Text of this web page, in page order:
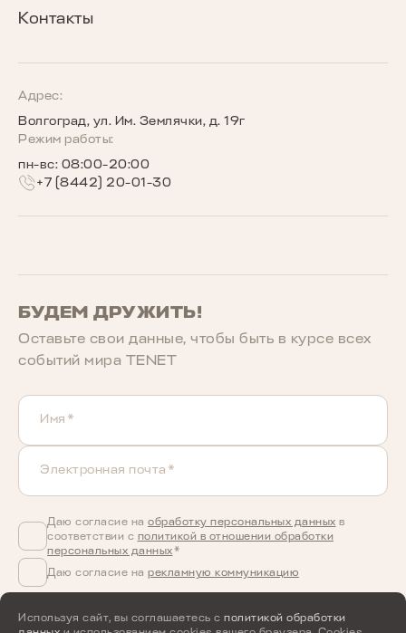
Кредитные программы
Программы страхования
Гарантия
Запись на сервис
Награды TENET
Сообщество владельцев TENET
Беговое сообщество TENET
Контакты
БУДЕМ ДРУЖИТЬ!
Оставьте свои данные, чтобы быть в курcе всех
событий мира TENET
Имя*
Электронная почта*
Даю согласие на обработку персональных данных в
соответствии с политикой в отношении обработки
персональных данных*
Даю согласие на рекламную коммуникацию
Адрес:
Волгоград, ул. Им. Землячки, д. 19г
Режим работы:
пн-вс: 08:00-20:00
+7 (8442) 20-01-30
Используя сайт, вы соглашаетесь с политикой обработки